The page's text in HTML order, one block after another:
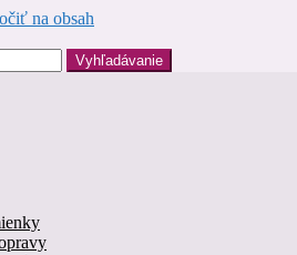
na obsah
Vyhľadávanie